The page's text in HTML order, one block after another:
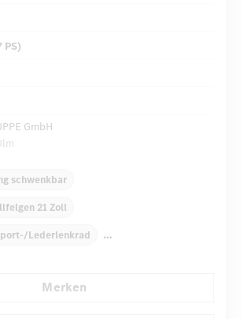
PS)
GmbH
schwenkbar
21 Zoll
Lederlenkrad
Armauflage Fahrer/Beifahrer
Merken